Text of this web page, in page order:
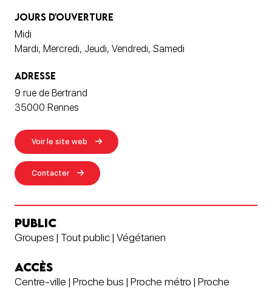
JOURS D'OUVERTURE
Midi
Mardi, Mercredi, Jeudi, Vendredi, Samedi
ADRESSE
9 rue de Bertrand
35000 Rennes
Voir le site web
Contacter
PUBLIC
Groupes | Tout public | Végétarien
ACCÈS
Centre-ville | Proche bus | Proche métro | Proche